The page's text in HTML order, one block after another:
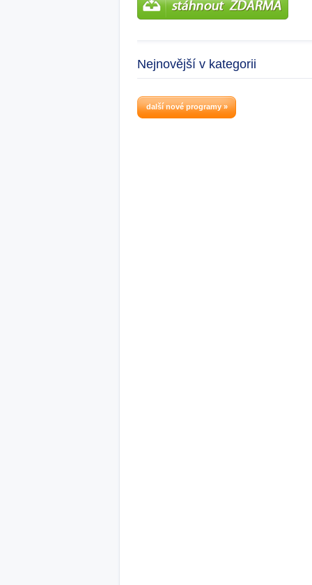
Nejnovější v kategorii
další nové programy »